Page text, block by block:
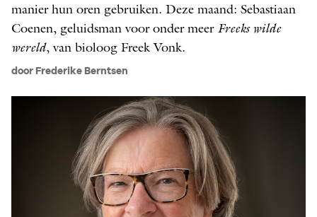
manier hun oren gebruiken. Deze maand: Sebastiaan
Coenen, geluidsman voor onder meer Freeks wilde
wereld, van bioloog Freek Vonk.
door Frederike Berntsen